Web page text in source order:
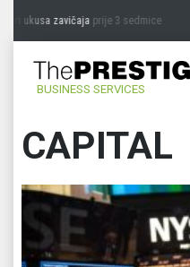
zavičajaprije 3 sedmice
BUSINESS SERVICES
CAPITAL